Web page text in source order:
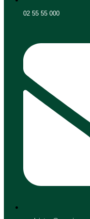
02 55 55 000